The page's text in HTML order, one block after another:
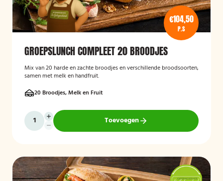
€104,50
P.S
GROEPSLUNCH COMPLEET 20 BROODJES
Mix van 20 harde en zachte broodjes en verschillende broodsoorten,
samen met melk en handfruit.
20 Broodjes, Melk en Fruit
Toevoegen